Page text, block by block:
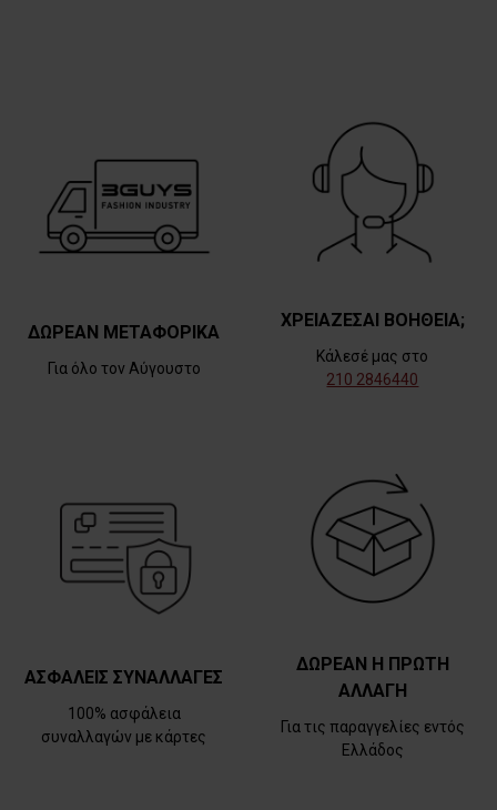
ΔΩΡΕΑΝ ΜΕΤΑΦΟΡΙΚΑ
Για όλο τον Αύγουστο
ΧΡΕΙΑΖΕΣΑΙ ΒΟΗΘΕΙΑ;
Κάλεσέ μας στο
210 2846440
ΑΣΦΑΛΕΙΣ ΣΥΝΑΛΛΑΓΕΣ
100% ασφάλεια
συναλλαγών με κάρτες
ΔΩΡΕΑΝ Η ΠΡΩΤΗ
ΑΛΛΑΓΗ
Για τις παραγγελίες εντός
Ελλάδος